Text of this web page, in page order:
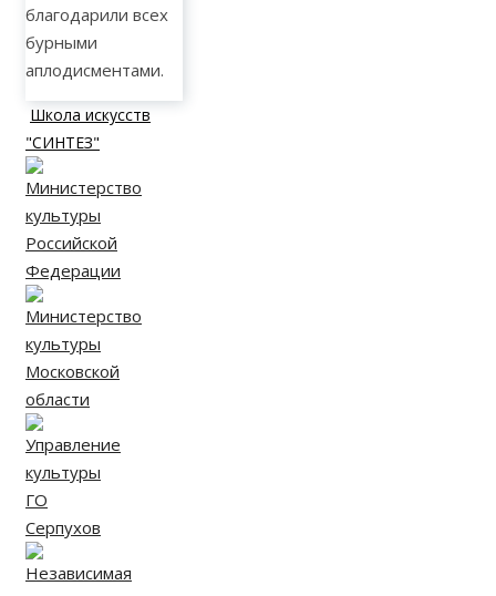
благодарили всех
бурными
аплодисментами.
Школа искусств
"СИНТЕЗ"